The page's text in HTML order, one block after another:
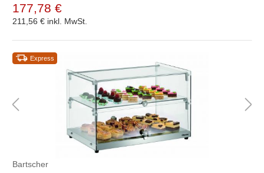
177,78 €
211,56 € inkl. MwSt.
Express
Bartscher